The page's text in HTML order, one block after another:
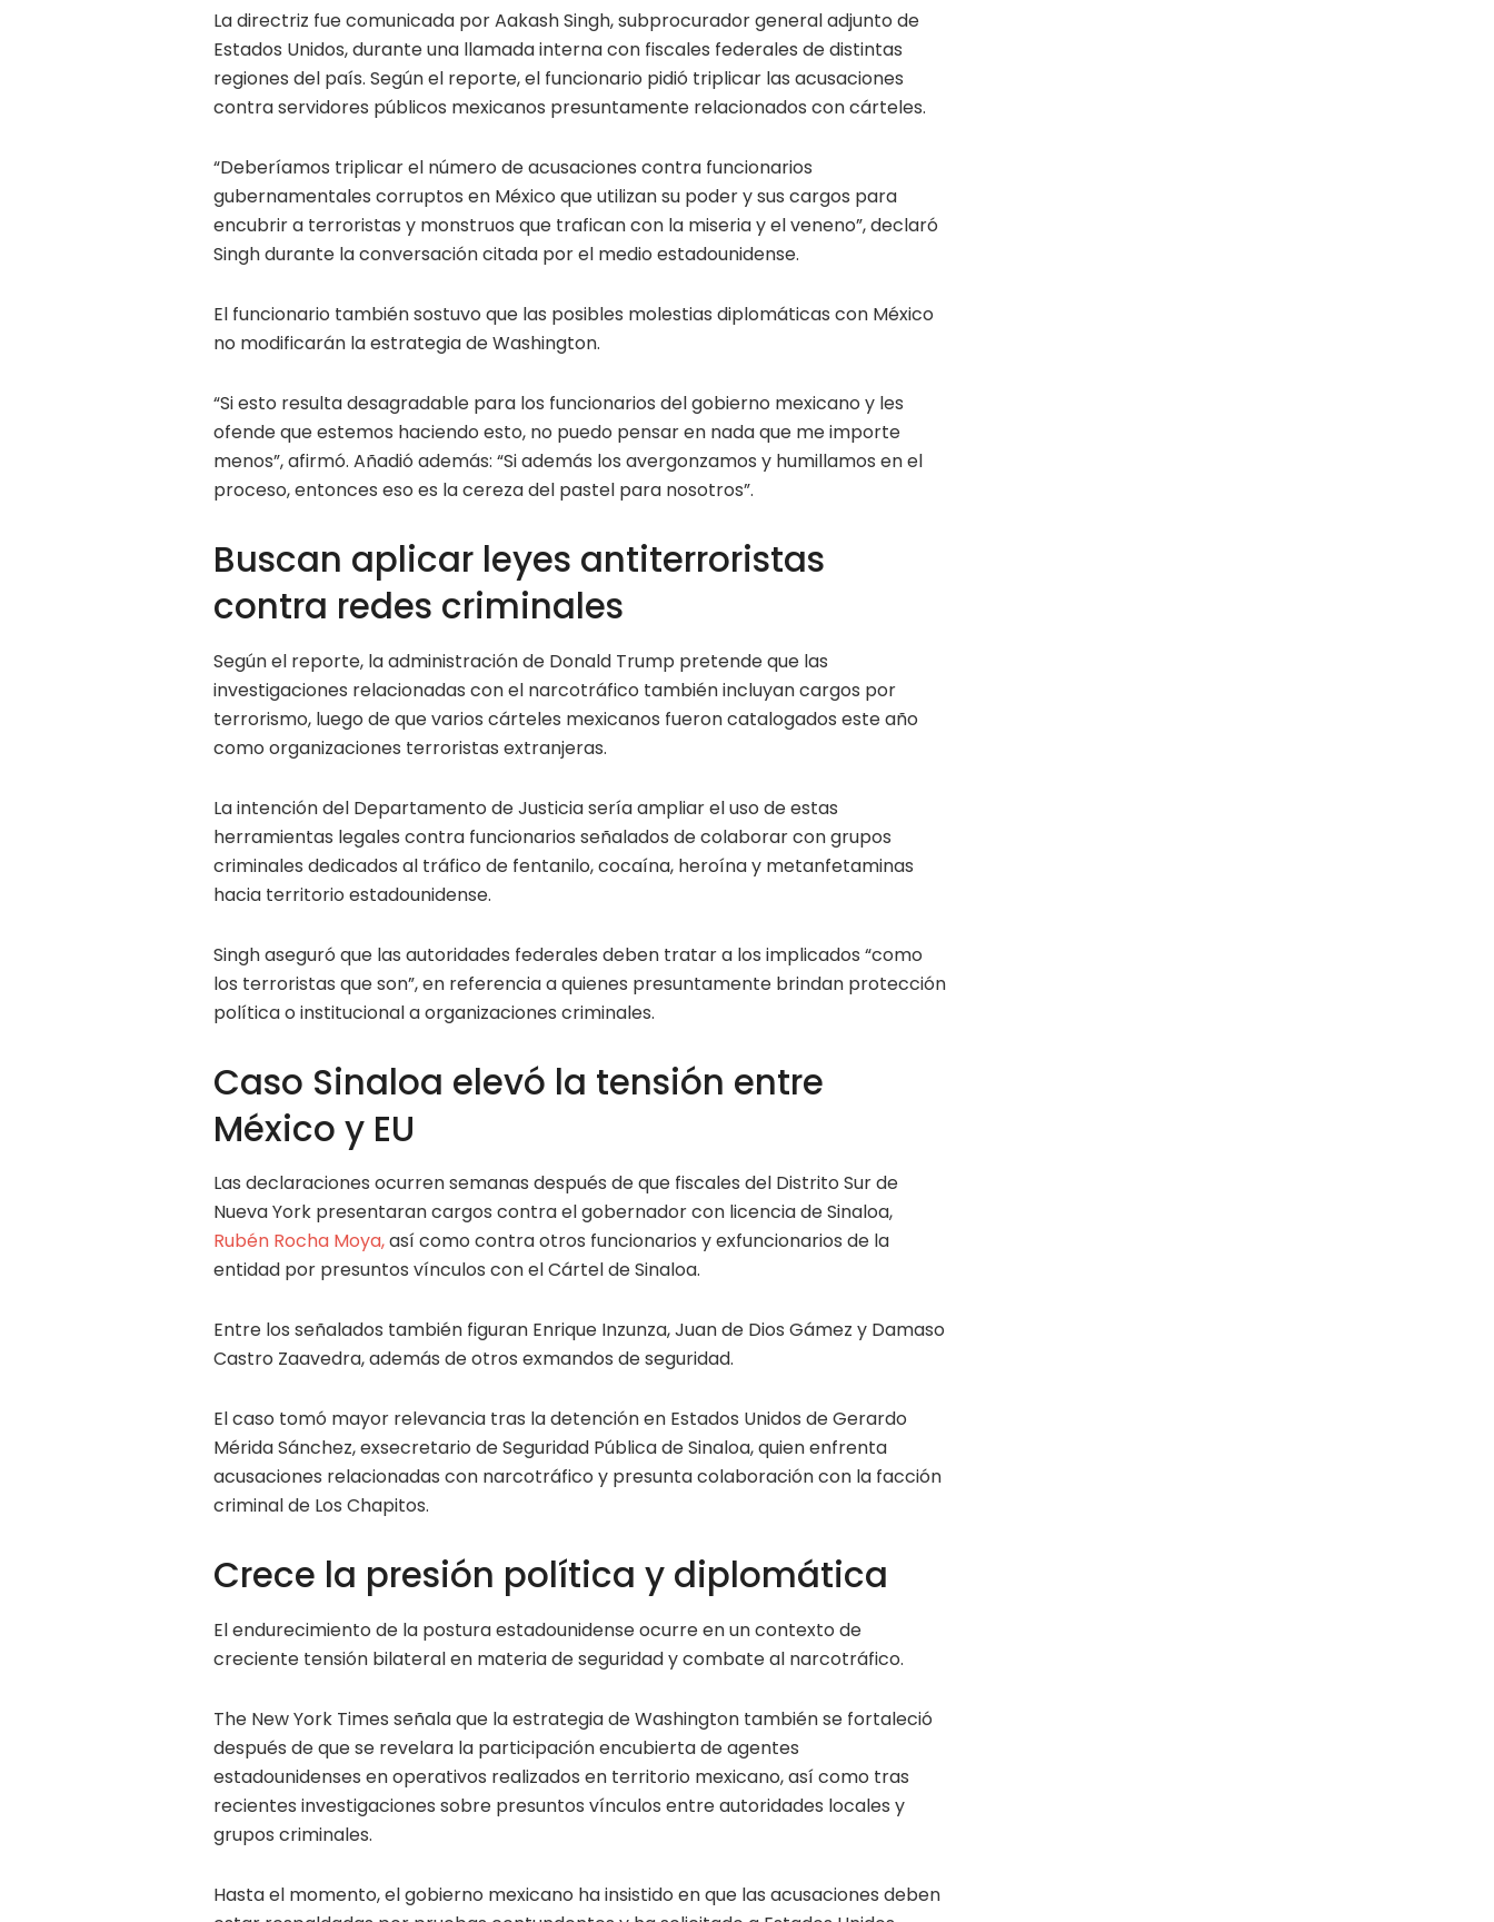
La directriz fue comunicada por Aakash Singh, subprocurador general adjunto de
Estados Unidos, durante una llamada interna con fiscales federales de distintas
regiones del país. Según el reporte, el funcionario pidió triplicar las acusaciones
contra servidores públicos mexicanos presuntamente relacionados con cárteles.
“Deberíamos triplicar el número de acusaciones contra funcionarios
gubernamentales corruptos en México que utilizan su poder y sus cargos para
encubrir a terroristas y monstruos que trafican con la miseria y el veneno”, declaró
Singh durante la conversación citada por el medio estadounidense.
El funcionario también sostuvo que las posibles molestias diplomáticas con México
no modificarán la estrategia de Washington.
“Si esto resulta desagradable para los funcionarios del gobierno mexicano y les
ofende que estemos haciendo esto, no puedo pensar en nada que me importe
menos”, afirmó. Añadió además: “Si además los avergonzamos y humillamos en el
proceso, entonces eso es la cereza del pastel para nosotros”.
Buscan aplicar leyes antiterroristas
contra redes criminales
Según el reporte, la administración de Donald Trump pretende que las
investigaciones relacionadas con el narcotráfico también incluyan cargos por
terrorismo, luego de que varios cárteles mexicanos fueron catalogados este año
como organizaciones terroristas extranjeras.
La intención del Departamento de Justicia sería ampliar el uso de estas
herramientas legales contra funcionarios señalados de colaborar con grupos
criminales dedicados al tráfico de fentanilo, cocaína, heroína y metanfetaminas
hacia territorio estadounidense.
Singh aseguró que las autoridades federales deben tratar a los implicados “como
los terroristas que son”, en referencia a quienes presuntamente brindan protección
política o institucional a organizaciones criminales.
Caso Sinaloa elevó la tensión entre
México y EU
Las declaraciones ocurren semanas después de que fiscales del Distrito Sur de
Nueva York presentaran cargos contra el gobernador con licencia de Sinaloa,
Rubén Rocha Moya,así como contra otros funcionarios y exfuncionarios de la
entidad por presuntos vínculos con el Cártel de Sinaloa.
Entre los señalados también figuran Enrique Inzunza, Juan de Dios Gámez y Damaso
Castro Zaavedra, además de otros exmandos de seguridad.
El caso tomó mayor relevancia tras la detención en Estados Unidos de Gerardo
Mérida Sánchez, exsecretario de Seguridad Pública de Sinaloa, quien enfrenta
acusaciones relacionadas con narcotráfico y presunta colaboración con la facción
criminal de Los Chapitos.
Crece la presión política y diplomática
El endurecimiento de la postura estadounidense ocurre en un contexto de
creciente tensión bilateral en materia de seguridad y combate al narcotráfico.
The New York Times señala que la estrategia de Washington también se fortaleció
después de que se revelara la participación encubierta de agentes
estadounidenses en operativos realizados en territorio mexicano, así como tras
recientes investigaciones sobre presuntos vínculos entre autoridades locales y
grupos criminales.
Hasta el momento, el gobierno mexicano ha insistido en que las acusaciones deben